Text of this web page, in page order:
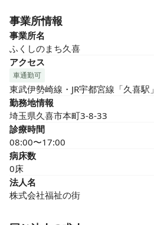
事業所情報
事業所名
ふくしのまち久喜
アクセス
車通勤可
東武伊勢崎線・JR宇都宮線「久喜
勤務地情報
埼玉県久喜市本町3-8-33
診療時間
08:00〜17:00
病床数
0床
法人名
株式会社福祉の街